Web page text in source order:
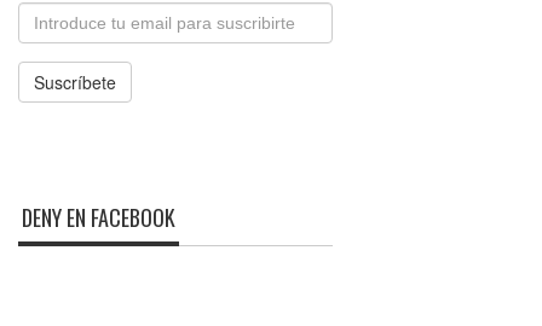
Email
Suscríbete
DENY EN FACEBOOK